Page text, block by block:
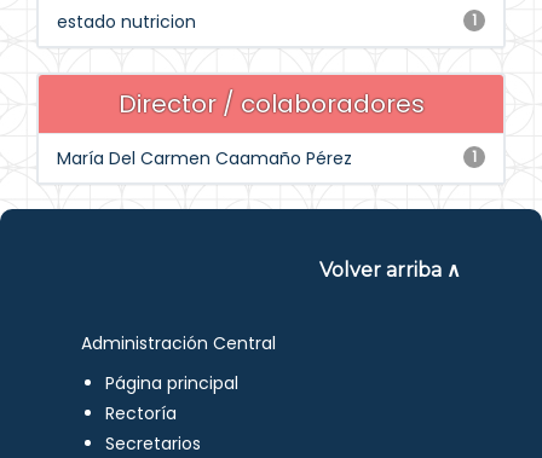
1
estado nutricion
Director / colaboradores
1
María Del Carmen Caamaño Pérez
Volver arriba ∧
Administración Central
Página principal
Rectoría
Secretarios